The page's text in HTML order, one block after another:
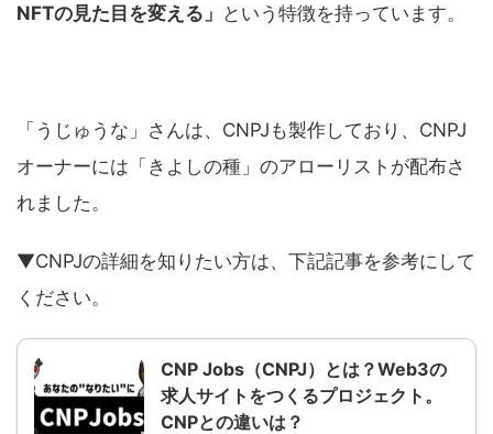
NFTの見た目を変える」 という特徴を持っています。
「うじゅうな」さんは、CNPJも製作しており、CNPJ
オーナーには「きよしの種」のアローリストが配布さ
れました。
▼CNPJの詳細を知りたい方は、下記記事を参考にして
ください。
CNP Jobs（CNPJ）とは？Web3の
求人サイトをつくるプロジェクト。
CNPとの違いは？